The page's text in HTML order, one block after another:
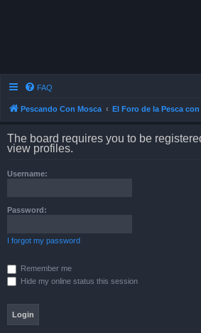
FAQ
Pescando Con Mosca El Foro de la Pesca
The board requires you to be
view profiles.
Username:
Password:
I forgot my password
Remember me
Hide my online status this session